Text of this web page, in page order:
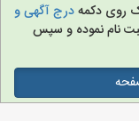
روی دکمهدرج آگهی و
نام نموده و سپس